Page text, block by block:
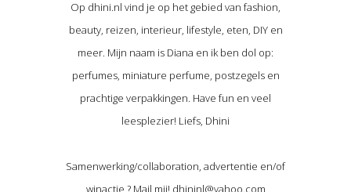
Op dhini.nl vind je op het gebied van fashion,
beauty, reizen, interieur, lifestyle, eten, DIY en
meer. Mijn naam is Diana en ik ben dol op:
perfumes, miniature perfume, postzegels en
prachtige verpakkingen. Have fun en veel
leesplezier! Liefs, Dhini
Samenwerking/collaboration, advertentie en/of
winactie ? Mail mij! dhininl@yahoo.com